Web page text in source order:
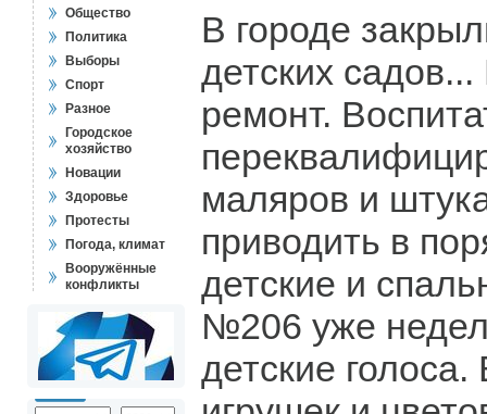
Общество
Политика
Выборы
Спорт
Разное
Городское
хозяйство
Новации
Здоровье
Протесты
Погода, климат
Вооружённые
конфликты
В городе
детских
ремонт.
маляров и
приводить в
детские и
№206 уже
детские голоса.